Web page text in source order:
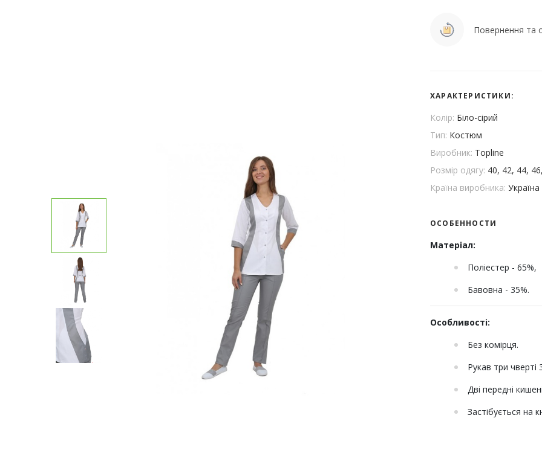
Повернення та
ХАРАКТЕРИСТИКИ:
Колір: Біло-сірий
Тип: Костюм
Виробник: Topline
Розмір одягу: 40, 42, 44,
Країна виробника: Україна
ОСОБЕННОСТИ
Матеріал:
Поліестер - 65%,
Бавовна - 35%.
Особливості:
Без комірця.
Рукав три чверті
Дві передні
Застібується на